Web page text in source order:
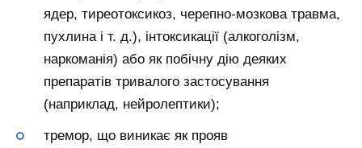
ядер, тиреотоксикоз, черепно-мозкова травма,
пухлина і т. д.), інтоксикації (алкоголізм,
наркоманія) або як побічну дію деяких
препаратів тривалого застосування
(наприклад, нейролептики);
тремор, що виникає як прояв